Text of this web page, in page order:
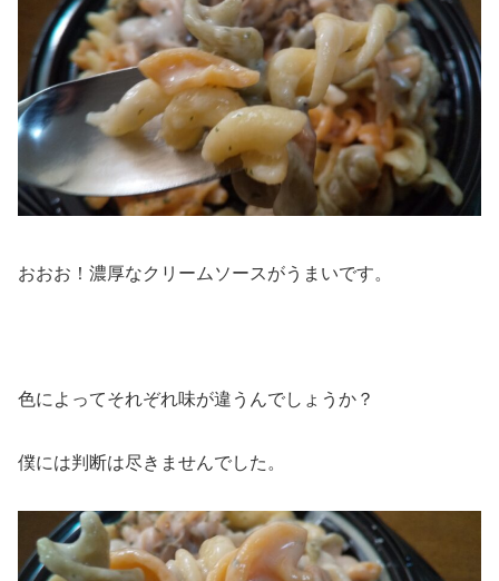
おおお！濃厚なクリームソースがうまいです。
色によってそれぞれ味が違うんでしょうか？
僕には判断は尽きませんでした。